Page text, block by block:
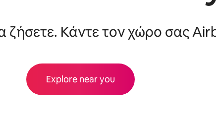
ζήσετε. Κάντε τον χώρο σας
Explore near you